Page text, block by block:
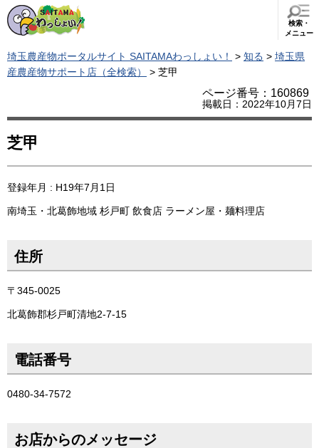
検索・
メニュー
埼玉農産物ポータルサイト SAITAMAわっしょい！ > 知る > 埼玉県
産農産物サポート店（全検索）
> 芝甲
ページ番号：160869
掲載日：2022年10月7日
芝甲
登録年月 : H19年7月1日
南埼玉・北葛飾地域 杉戸町 飲食店 ラーメン屋・麺料理店
住所
〒345-0025
北葛飾郡杉戸町清地2-7-15
電話番号
0480-34-7572
お店からのメッセージ